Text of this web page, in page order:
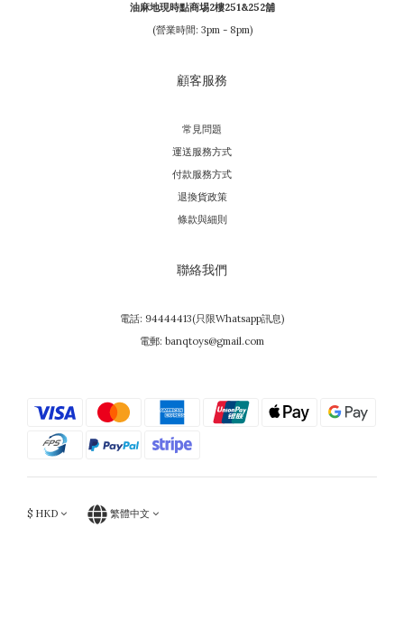
油麻地現時點商埸2樓251&252舖
(營業時間: 3pm - 8pm)
顧客服務
常見問題
運送服務方式
付款服務方式
退換貨政策
條款與細則
聯絡我們
電話: 94444413(只限Whatsapp訊息)
電郵: banqtoys@gmail.com
$ HKD 繁體中文